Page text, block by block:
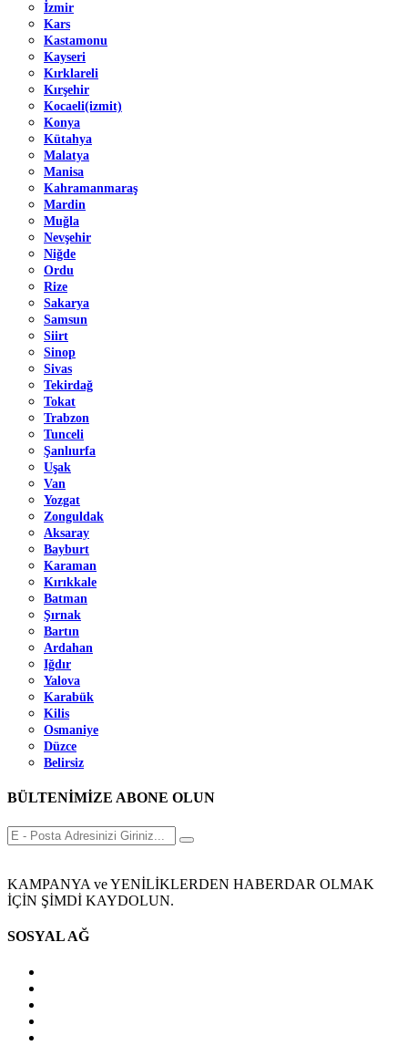
İzmir
Kars
Kastamonu
Kayseri
Kırklareli
Kırşehir
Kocaeli(izmit)
Konya
Kütahya
Malatya
Manisa
Kahramanmaraş
Mardin
Muğla
Nevşehir
Niğde
Ordu
Rize
Sakarya
Samsun
Siirt
Sinop
Sivas
Tekirdağ
Tokat
Trabzon
Tunceli
Şanlıurfa
Uşak
Van
Yozgat
Zonguldak
Aksaray
Bayburt
Karaman
Kırıkkale
Batman
Şırnak
Bartın
Ardahan
Iğdır
Yalova
Karabük
Kilis
Osmaniye
Düzce
Belirsiz
BÜLTENİMİZE ABONE OLUN
KAMPANYA ve YENİLİKLERDEN HABERDAR OLMAK
İÇİN ŞİMDİ KAYDOLUN.
SOSYAL AĞ